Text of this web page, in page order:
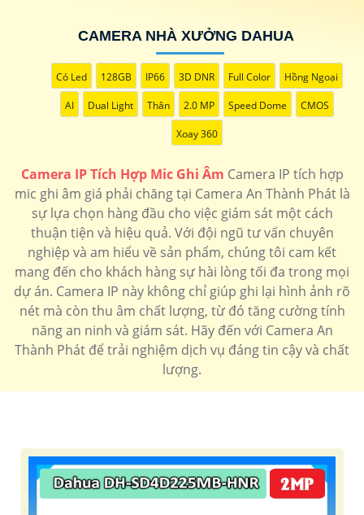
'
CAMERA NHÀ XƯỞNG DAHUA
Có Led 128GB IP66 3D DNR Full Color Hồng Ngoại
AI Dual Light Thân 2.0 MP Speed Dome CMOS
Xoay 360
Camera IP Tích Hợp Mic Ghi Âm Camera IP tích hợp
mic ghi âm giá phải chăng tại Camera An Thành Phát là
sự lựa chọn hàng đầu cho việc giám sát một cách
thuận tiện và hiệu quả. Với đội ngũ tư vấn chuyên
nghiệp và am hiểu về sản phẩm, chúng tôi cam kết
mang đến cho khách hàng sự hài lòng tối đa trong mọi
dự án. Camera IP này không chỉ giúp ghi lại hình ảnh rõ
nét mà còn thu âm chất lượng, từ đó tăng cường tính
năng an ninh và giám sát. Hãy đến với Camera An
Thành Phát để trải nghiệm dịch vụ đáng tin cậy và chất
lượng.